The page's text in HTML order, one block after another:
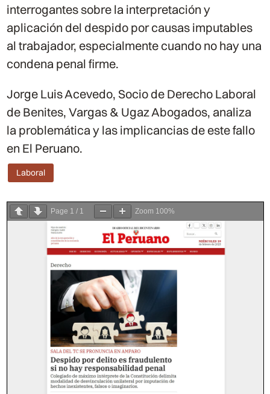
interrogantes sobre la interpretación y
aplicación del despido por causas imputables
al trabajador, especialmente cuando no hay una
condena penal firme.
Jorge Luis Acevedo, Socio de Derecho Laboral
de Benites, Vargas & Ugaz Abogados, analiza
la problemática y las implicancias de este fallo
en El Peruano.
Laboral
Page 1 / 1 Zoom 100%